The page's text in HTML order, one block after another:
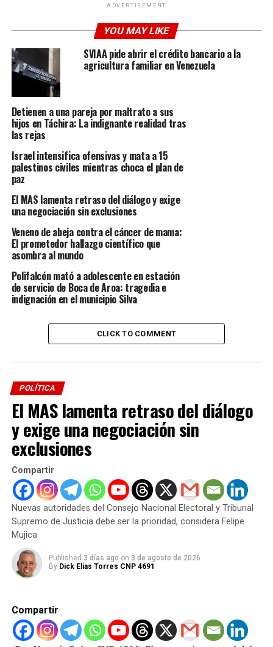
fundamental en un momento crítico para el país. Su
experiencia en materia electoral lo convierte en un
candidato idóneo para enfrentar los retos que se
presentan. La confianza en el sistema electoral ha sido un
tema delicado en Venezuela, y su nombramiento podría
ser visto como una oportunidad para iniciar un proceso de
recuperación y legitimación.
El presidente del Parlamento, Jorge Rodríguez, ha
solicitado al Ministerio Público que inicie una
investigación exhaustiva sobre las acciones de Delpino
durante su mandato, subrayando así la gravedad de las
cargo, sino que también abandonó el país, lo que añade un
nivel adicional de complejidad a esta situación.
Pérez tendrá la responsabilidad de liderar el Consejo
polarizado. La expectativa es que con su liderazgo se
logre restablecer la confianza ciudadana en las
futuros procesos electorales. Este cambio podría marcar
el inicio de una nueva etapa en la política venezolana.
RELATED TOPICS: DESTACADOS
UP NEXT
Rescatando la Educación en Venezuela: Un Llamado a la
Acción
DON'T MISS
Aprehenden a Hombre por Intento de Incendio a su
Expareja
ADVERTISEMENT
YOU MAY LIKE
SVIAA pide abrir el crédito bancario a la
agricultura familiar en Venezuela
Detienen a una pareja por maltrato a sus
hijos en Táchira: La indignante realidad tras
las rejas
Israel intensifica ofensivas y mata a 15
palestinos civiles mientras choca el plan de
paz
El MAS lamenta retraso del diálogo y exige
una negociación sin exclusiones
Veneno de abeja contra el cáncer de mama:
El prometedor hallazgo científico que
asombra al mundo
Polifalcón mató a adolescente en estación
de servicio de Boca de Aroa: tragedia e
indignación en el municipio Silva
CLICK TO COMMENT
POLÍTICA
El MAS lamenta retraso del diálogo
y exige una negociación sin
exclusiones
Compartir
Nuevas autoridades del Consejo Nacional Electoral y Tribunal
Supremo de Justicia debe ser la prioridad, considera Felipe
Mujica
Published 3 días ago on 3 de agosto de 2026
By Dick Elías Torres CNP 4691
Compartir